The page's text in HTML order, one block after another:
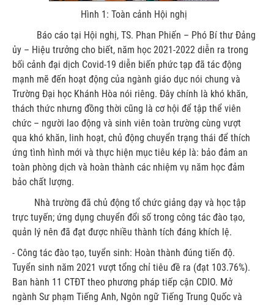
Hình 1: Toàn cảnh Hội nghị
Báo cáo tại Hội nghị, TS. Phan Phiến – Phó Bí thư Đảng
ủy – Hiệu trưởng cho biết, năm học 2021-2022 diễn ra trong
bối cảnh đại dịch Covid-19 diễn biến phức tạp đã tác động
mạnh mẽ đến hoạt động của ngành giáo dục nói chung và
Trường Đại học Khánh Hòa nói riêng. Đây chính là khó khăn,
thách thức nhưng đồng thời cũng là cơ hội để tập thể viên
chức – người lao động và sinh viên toàn trường cùng vượt
qua khó khăn, linh hoạt, chủ động chuyển trạng thái để thích
ứng tình hình mới và thực hiện mục tiêu kép là: bảo đảm an
toàn phòng dịch và hoàn thành các nhiệm vụ năm học đảm
bảo chất lượng.
Nhà trường đã chủ động tổ chức giảng dạy và học tập
trực tuyến; ứng dụng chuyển đổi số trong công tác đào tạo,
quản lý nên đã đạt được nhiều thành tích đáng khích lệ.
- Công tác đào tạo, tuyển sinh: Hoàn thành đúng tiến độ.
Tuyển sinh năm 2021 vượt tổng chỉ tiêu đề ra (đạt 103.76%).
Ban hành 11 CTĐT theo phương pháp tiếp cận CDIO. Mở
ngành Sư phạm Tiếng Anh, Ngôn ngữ Tiếng Trung Quốc và